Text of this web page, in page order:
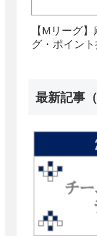
【Mリーグ
グ・ポイン
最新記事